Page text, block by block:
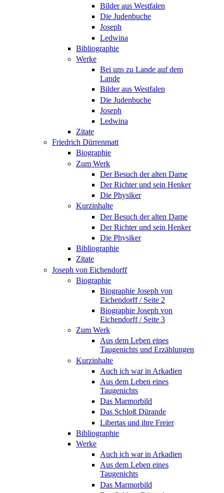
Bilder aus Westfalen
Die Judenbuche
Joseph
Ledwina
Bibliographie
Werke
Bei uns zu Lande auf dem
Lande
Bilder aus Westfalen
Die Judenbuche
Joseph
Ledwina
Zitate
Friedrich Dürrenmatt
Biographie
Zum Werk
Der Besuch der alten Dame
Der Richter und sein Henker
Die Physiker
Kurzinhalte
Der Besuch der alten Dame
Der Richter und sein Henker
Die Physiker
Bibliographie
Zitate
Joseph von Eichendorff
Biographie
Biographie Joseph von
Eichendorff / Seite 2
Biographie Joseph von
Eichendorff / Seite 3
Zum Werk
Aus dem Leben eines
Taugenichts und Erzählungen
Kurzinhalte
Auch ich war in Arkadien
Aus dem Leben eines
Taugenichts
Das Marmorbild
Das Schloß Dürande
Libertas und ihre Freier
Bibliographie
Werke
Auch ich war in Arkadien
Aus dem Leben eines
Taugenichts
Das Marmorbild